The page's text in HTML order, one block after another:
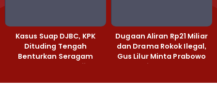
Kasus Suap DJBC, KPK
Dituding Tengah
Benturkan Seragam
Cokelat dengan Hijau
Dugaan Aliran Rp21 Miliar
dan Drama Rokok Ilegal,
Gus Lilur Minta Prabowo
Bertindak Tegas